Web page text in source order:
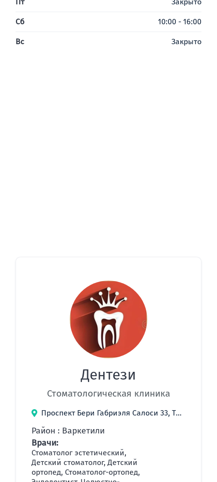
Сб 10:00 - 16:00
Вс Закрыто
Дентези
Стоматологическая клиника
Проспект Бери Габриэля Салоси 33, Тбилиси, Грузия
Район : Варкетили
Врачи:
Стоматолог эстетический,
Детский стоматолог, Детский
ортопед, Стоматолог-ортопед,